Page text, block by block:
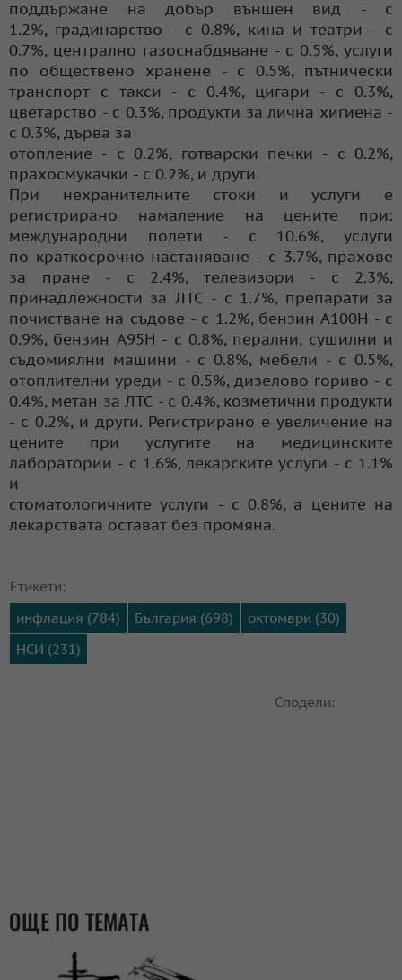
поддържане на добър външен вид - с
1.2%, градинарство - с 0.8%, кина и театри - с
0.7%, централно газоснабдяване - с 0.5%, услуги
по обществено хранене - с 0.5%, пътнически
транспорт с такси - с 0.4%, цигари - с 0.3%,
цветарство - с 0.3%, продукти за лична хигиена -
с 0.3%, дърва за
отопление - с 0.2%, готварски печки - с 0.2%,
прахосмукачки - с 0.2%, и други.
При нехранителните стоки и услуги е
регистрирано намаление на цените при:
международни полети - с 10.6%, услуги
по краткосрочно настаняване - с 3.7%, прахове
за пране - с 2.4%, телевизори - с 2.3%,
принадлежности за ЛТС - с 1.7%, препарати за
почистване на съдове - с 1.2%, бензин А100Н - с
0.9%, бензин А95Н - с 0.8%, перални, сушилни и
съдомиялни машини - с 0.8%, мебели - с 0.5%,
отоплителни уреди - с 0.5%, дизелово гориво - с
0.4%, метан за ЛТС - с 0.4%, козметични продукти
- с 0.2%, и други. Регистрирано е увеличение на
цените при услугите на медицинските
лаборатории - с 1.6%, лекарските услуги - с 1.1%
и
стоматологичните услуги - с 0.8%, а цените на
лекарствата остават без промяна.
Етикети:
инфлация (784)
България (698)
октомври (30)
НСИ (231)
Сподели:
ОЩЕ ПО ТЕМАТА